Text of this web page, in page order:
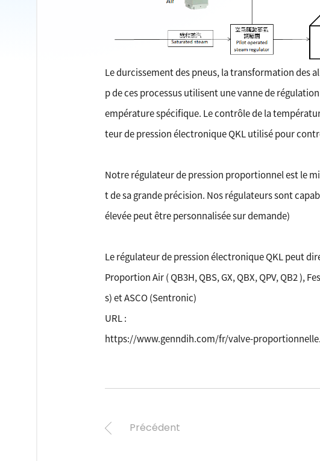
Le durcissement des pneus, la transformation des
p de ces processus utilisent une vanne de
empérature spécifique. Le contrôle de la
teur de pression électronique QKL utilisé pour
Notre régulateur de pression proportionnel est le
t de sa grande précision. Nos régulateurs sont
élevée peut être personnalisée sur demande)
Le régulateur de pression électronique QKL peut
Proportion Air ( QB3H, QBS, GX, QBX, QPV, QB2 ),
s) et ASCO (Sentronic)
URL :
https://www.genndih.com/fr/valve-
Précédent